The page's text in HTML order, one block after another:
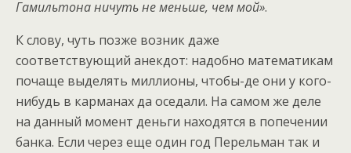
Гамильтона ничуть не меньше, чем мой».
К слову, чуть позже возник даже
соответствующий анекдот: надобно математикам
почаще выделять миллионы, чтобы-де они у кого-
нибудь в карманах да оседали. На самом же деле
на данный момент деньги находятся в попечении
банка. Если через еще один год Перельман так и